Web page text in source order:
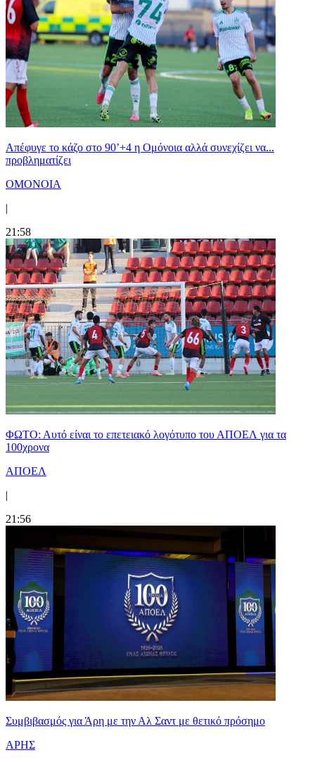
Απέφυγε το κάζο στο 90’+4 η Ομόνοια αλλά συνεχίζει να...
προβληματίζει
ΟΜΟΝΟΙΑ
|
21:58
ΦΩΤΟ: Αυτό είναι το επετειακό λογότυπο του ΑΠΟΕΛ για τα
100χρονα
ΑΠΟΕΛ
|
21:56
Συμβιβασμός για Άρη με την Αλ Σαντ με θετικό πρόσημο
ΑΡΗΣ